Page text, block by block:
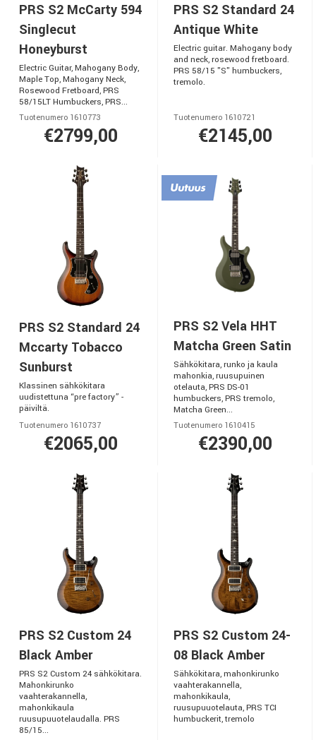
PRS S2 McCarty 594
Singlecut
Honeyburst
Electric Guitar, Mahogany Body,
Maple Top, Mahogany Neck,
Rosewood Fretboard, PRS
58/15LT Humbuckers, PRS...
Tuotenumero 1610773
€2799,00
PRS S2 Standard 24
Antique White
Electric guitar. Mahogany body
and neck, rosewood fretboard.
PRS 58/15 "S" humbuckers,
tremolo.
Tuotenumero 1610721
€2145,00
PRS S2 Standard 24
Mccarty Tobacco
Sunburst
Klassinen sähkökitara
uudistettuna “pre factory” -
päiviltä.
Tuotenumero 1610737
€2065,00
PRS S2 Vela HHT
Matcha Green Satin
Sähkökitara, runko ja kaula
mahonkia, ruusupuinen
otelauta, PRS DS-01
humbuckers, PRS tremolo,
Matcha Green...
Tuotenumero 1610415
€2390,00
PRS S2 Custom 24
Black Amber
PRS S2 Custom 24 sähkökitara.
Mahonkirunko
vaahterakannella,
mahonkikaula
ruusupuuotelaudalla. PRS
85/15...
PRS S2 Custom 24-
08 Black Amber
Sähkökitara, mahonkirunko
vaahterakannella,
mahonkikaula,
ruusupuuotelauta, PRS TCI
humbuckerit, tremolo